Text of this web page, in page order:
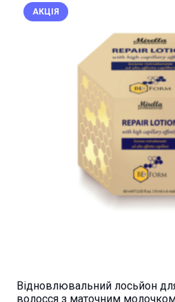
АКЦІЯ
Відновлювальний лосьйон
волосся з маточним